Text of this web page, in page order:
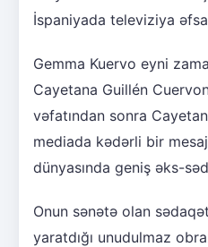
İspaniyada televiziya
Gemma Kuervo eyni
Cayetana Guillén
vəfatından sonra
mediada kədərli bir
dünyasında geniş əks-
Onun sənətə olan
yaratdığı unudulmaz